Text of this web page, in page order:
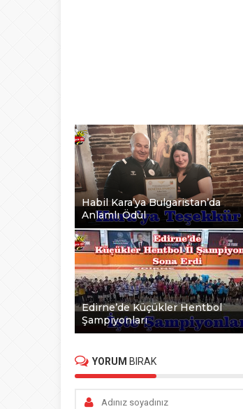
Habil Kara’ya Bulgaristan’da
Anlamlı Ödül
Edirne’de Küçükler Hentbol
Şampiyonları
YORUM BIRAK